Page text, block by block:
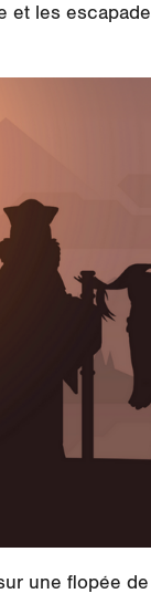
et les
une flopée